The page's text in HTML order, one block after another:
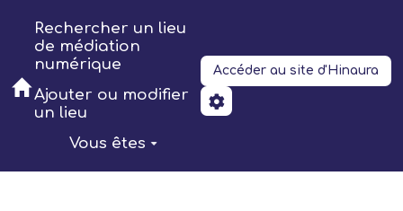
Aller au contenu principal
Rechercher un lieu
de médiation
numérique
Ajouter ou modifier
un lieu
Vous êtes
Accéder au site d'Hinaura